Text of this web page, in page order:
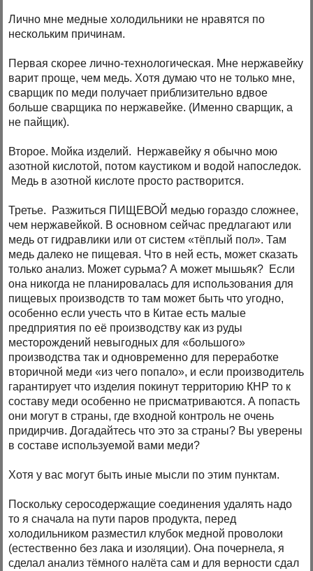
Лично мне медные холодильники не нравятся по
нескольким причинам.
Первая скорее лично-технологическая. Мне нержавейку
варит проще, чем медь. Хотя думаю что не только мне,
сварщик по меди получает приблизительно вдвое
больше сварщика по нержавейке. (Именно сварщик, а
не пайщик).
Второе. Мойка изделий. Нержавейку я обычно мою
азотной кислотой, потом каустиком и водой напоследок.
Медь в азотной кислоте просто растворится.
Третье. Разжиться ПИЩЕВОЙ медью гораздо сложнее,
чем нержавейкой. В основном сейчас предлагают или
медь от гидравлики или от систем «тёплый пол». Там
медь далеко не пищевая. Что в ней есть, может сказать
только анализ. Может сурьма? А может мышьяк? Если
она никогда не планировалась для использования для
пищевых производств то там может быть что угодно,
особенно если учесть что в Китае есть малые
предприятия по её производству как из руды
месторождений невыгодных для «большого»
производства так и одновременно для переработке
вторичной меди «из чего попало», и если производитель
гарантирует что изделия покинут территорию КНР то к
составу меди особенно не присматриваются. А попасть
они могут в страны, где входной контроль не очень
придирчив. Догадайтесь что это за страны? Вы уверены
в составе используемой вами меди?
Хотя у вас могут быть иные мысли по этим пунктам.
Поскольку серосодержащие соединения удалять надо
то я сначала на пути паров продукта, перед
холодильником разместил клубок медной проволоки
(естественно без лака и изоляции). Она почернела, я
сделал анализ тёмного налёта сам и для верности сдал